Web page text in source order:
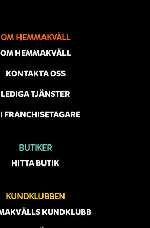
OM HEMMAKVÄLL
OM HEMMAKVÄLL
KONTAKTA OSS
LEDIGA TJÄNSTER
FRANCHISETAGARE
BUTIKER
HITTA BUTIK
KUNDKLUBBEN
KUNDKLUBB